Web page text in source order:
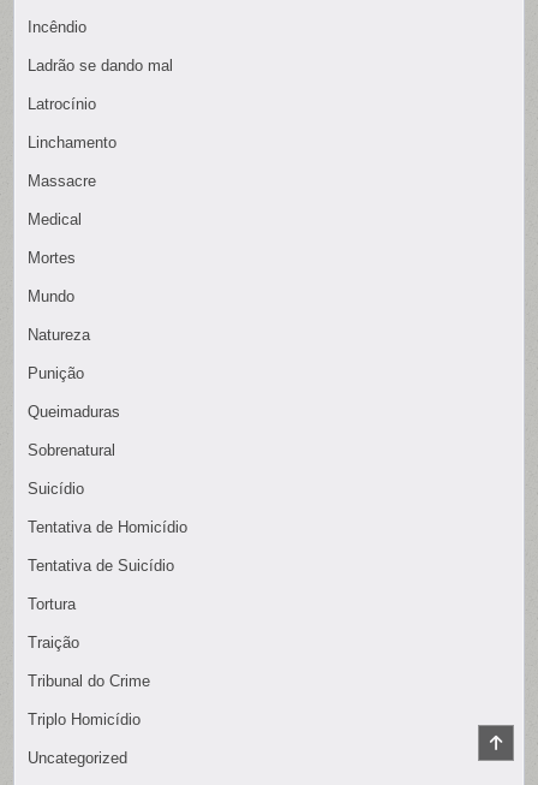
Incêndio
Ladrão se dando mal
Latrocínio
Linchamento
Massacre
Medical
Mortes
Mundo
Natureza
Punição
Queimaduras
Sobrenatural
Suicídio
Tentativa de Homicídio
Tentativa de Suicídio
Tortura
Traição
Tribunal do Crime
Triplo Homicídio
Uncategorized
TO